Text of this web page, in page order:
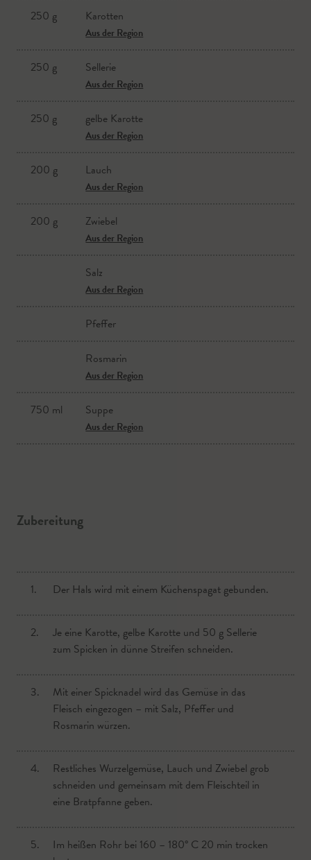
250 g Karotten
Aus der Region
250 g Sellerie
Aus der Region
250 g gelbe Karotte
Aus der Region
200 g Lauch
Aus der Region
200 g Zwiebel
Aus der Region
Salz
Aus der Region
Pfeffer
Rosmarin
Aus der Region
750 ml Suppe
Aus der Region
Zubereitung
1. Der Hals wird mit einem Küchenspagat gebunden.
2.
Je eine Karotte, gelbe Karotte und 50 g Sellerie
zum Spicken in dünne Streifen schneiden.
3.
Mit einer Spicknadel wird das Gemüse in das
Fleisch eingezogen – mit Salz, Pfeffer und
Rosmarin würzen.
4.
Restliches Wurzelgemüse, Lauch und Zwiebel grob
schneiden und gemeinsam mit dem Fleischteil in
eine Bratpfanne geben.
5.
Im heißen Rohr bei 160 – 180° C 20 min trocken